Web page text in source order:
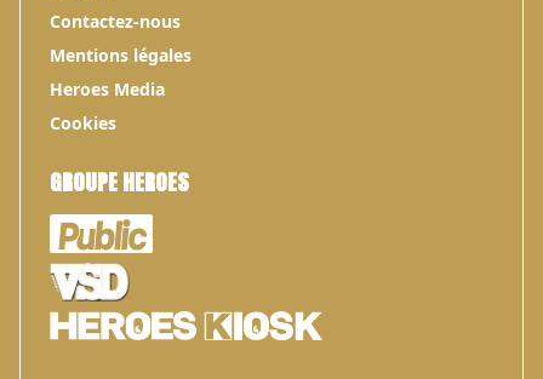
Contactez-nous
Mentions légales
Heroes Media
Cookies
GROUPE HEROES